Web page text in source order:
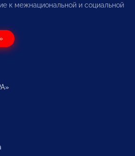
к межнациональной и социальной